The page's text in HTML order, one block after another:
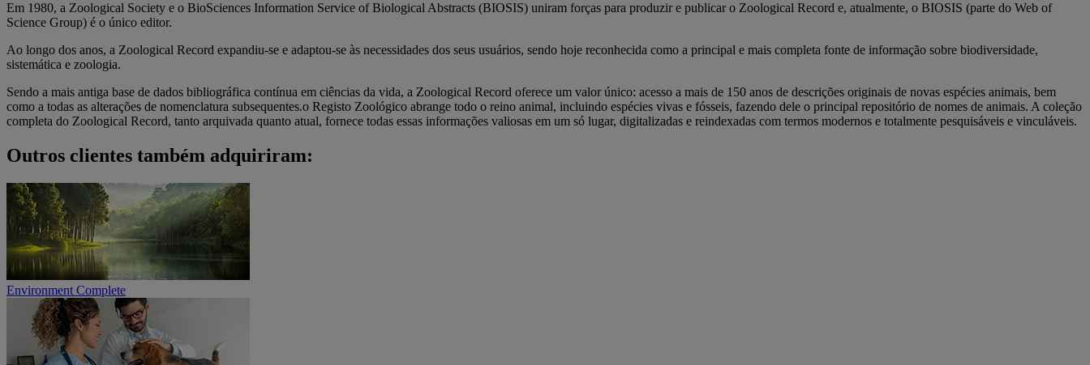
Em 1980, a Zoological Society e o BioSciences Information Service of Biological Abstracts (BIOSIS) uniram forças para produzir e publicar o Zoological Record e, atualmente, o BIOSIS (parte do Web of
Science Group) é o único editor.
Ao longo dos anos, a Zoological Record expandiu-se e adaptou-se às necessidades dos seus usuários, sendo hoje reconhecida como a principal e mais completa fonte de informação sobre biodiversidade,
sistemática e zoologia.
Sendo a mais antiga base de dados bibliográfica contínua em ciências da vida, a Zoological Record oferece um valor único: acesso a mais de 150 anos de descrições originais de novas espécies animais, bem
como a todas as alterações de nomenclatura subsequentes.o Registo Zoológico abrange todo o reino animal, incluindo espécies vivas e fósseis, fazendo dele o principal repositório de nomes de animais. A coleção
completa do Zoological Record, tanto arquivada quanto atual, fornece todas essas informações valiosas em um só lugar, digitalizadas e reindexadas com termos modernos e totalmente pesquisáveis e vinculáveis.
Outros clientes também adquiriram:
Environment Complete